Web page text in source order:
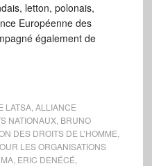
letton, polonais,
Européenne des
également de
LATSA, ALLIANCE
NATIONAUX, BRUNO
DES DROITS DE L’HOMME
LES ORGANISATIONS
, ERIC DENÉCÉ